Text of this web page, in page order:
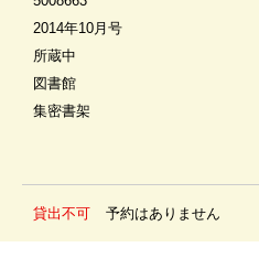
2014年10月号
所蔵中
図書館
集密書架
貸出不可 予約はありません